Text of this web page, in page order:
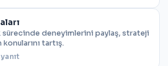
sürecinde deneyimlerini paylaş, strateji
tartış.